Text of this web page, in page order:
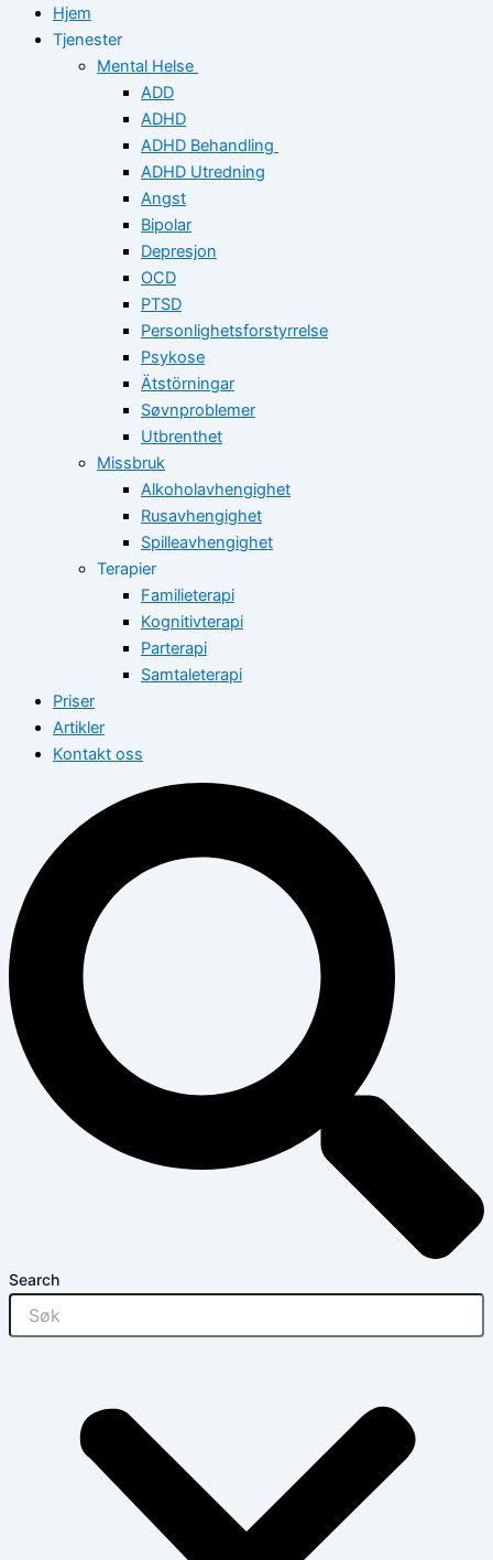
Hjem
Tjenester
Mental Helse
ADD
ADHD
ADHD Behandling
ADHD Utredning
Angst
Bipolar
Depresjon
OCD
PTSD
Personlighetsforstyrrelse
Psykose
Ätstörningar
Søvnproblemer
Utbrenthet
Missbruk
Alkoholavhengighet
Rusavhengighet
Spilleavhengighet
Terapier
Familieterapi
Kognitivterapi
Parterapi
Samtaleterapi
Priser
Artikler
Kontakt oss
Search